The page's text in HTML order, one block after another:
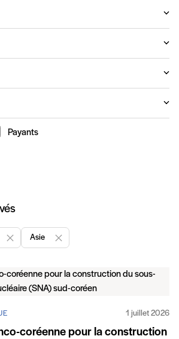
Payants
Enlever "Défense et Sécurité"
Asie
Enlever "Asie"
1 juillet 2026
coréenne pour la construction